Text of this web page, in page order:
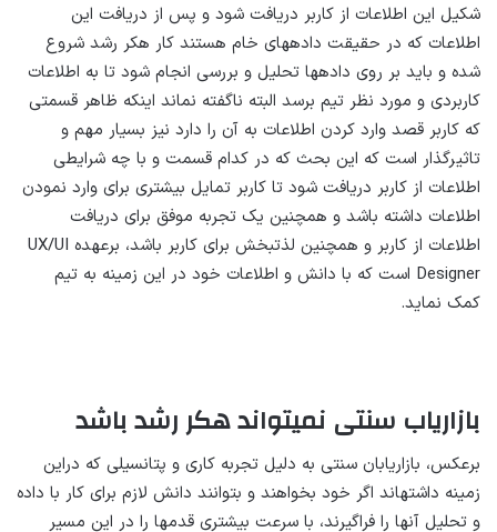
شکیل این اطلاعات از کاربر دریافت شود و پس از دریافت این
اطلاعات که در حقیقت داده­های خام هستند کار هکر رشد شروع
شده و باید بر روی داده­ها تحلیل و بررسی انجام شود تا به اطلاعات
کاربردی و مورد نظر تیم برسد البته ناگفته نماند اینکه ظاهر قسمتی
که کاربر قصد وارد کردن اطلاعات به آن را دارد نیز بسیار مهم و
تاثیرگذار است که این بحث که در کدام قسمت و با چه شرایطی
اطلاعات از کاربر دریافت شود تا کاربر تمایل بیشتری برای وارد نمودن
اطلاعات داشته باشد و همچنین یک تجربه موفق برای دریافت
اطلاعات از کاربر و همچنین لذت­بخش برای کاربر باشد، برعهده UX/UI
Designer است که با دانش و اطلاعات خود در این زمینه به تیم
کمک نماید.
بازاریاب سنتی نمی­تواند هکر رشد باشد
برعکس، بازاریابان سنتی به دلیل تجربه کاری و پتانسیلی که دراین
زمینه داشته­اند اگر خود بخواهند و بتوانند دانش لازم برای کار با داده
و تحلیل آنها را فراگیرند، با سرعت بیشتری قدم­ها را در این مسیر